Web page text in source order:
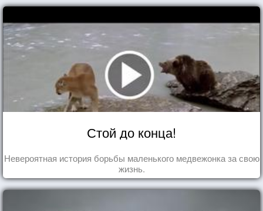
Стой до конца!
Невероятная история борьбы маленького медвежонка за свою
жизнь.